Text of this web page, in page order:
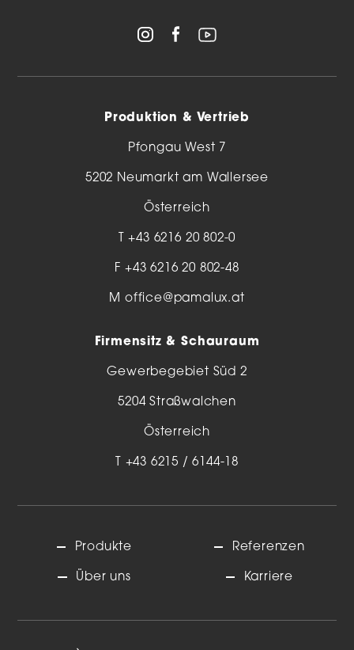
Produktion & Vertrieb
Pfongau West 7
5202 Neumarkt am Wallersee
Österreich
T+43 6216 20 802-0
F +43 6216 20 802-48
M office@pamalux.at
Firmensitz & Schauraum
Gewerbegebiet Süd 2
5204 Straßwalchen
Österreich
+43 6215 / 6144-18
Produkte
Über uns
Referenzen
Karriere